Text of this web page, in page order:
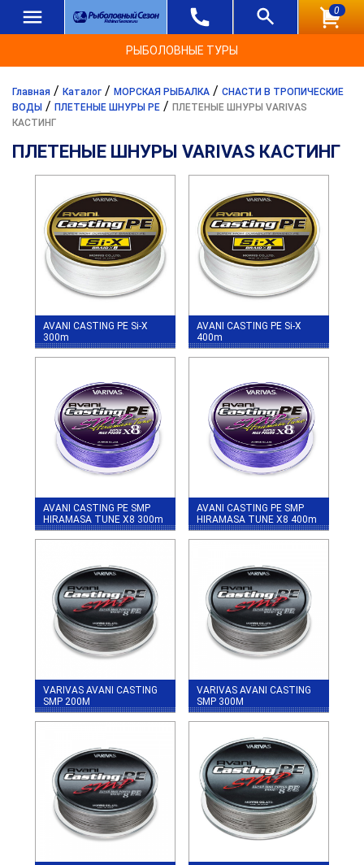
0
РЫБОЛОВНЫЕ ТУРЫ
Главная / Каталог / МОРСКАЯ РЫБАЛКА / СНАСТИ В ТРОПИЧЕСКИЕ
ВОДЫ / ПЛЕТЕНЫЕ ШНУРЫ PE / ПЛЕТЕНЫЕ ШНУРЫ VARIVAS
КАСТИНГ
ПЛЕТЕНЫЕ ШНУРЫ VARIVAS КАСТИНГ
AVANI CASTING PE Si-X
300m
AVANI CASTING PE Si-X
400m
AVANI CASTING PE SMP
HIRAMASA TUNE X8 300m
AVANI CASTING PE SMP
HIRAMASA TUNE X8 400m
VARIVAS AVANI CASTING
SMP 200М
VARIVAS AVANI CASTING
SMP 300М